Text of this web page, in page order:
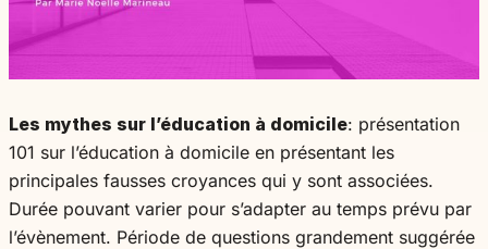
Les mythes sur l’éducation à domicile: présentation
101 sur l’éducation à domicile en présentant les
principales fausses croyances qui y sont associées.
Durée pouvant varier pour s’adapter au temps prévu par
l’évènement. Période de questions grandement suggérée